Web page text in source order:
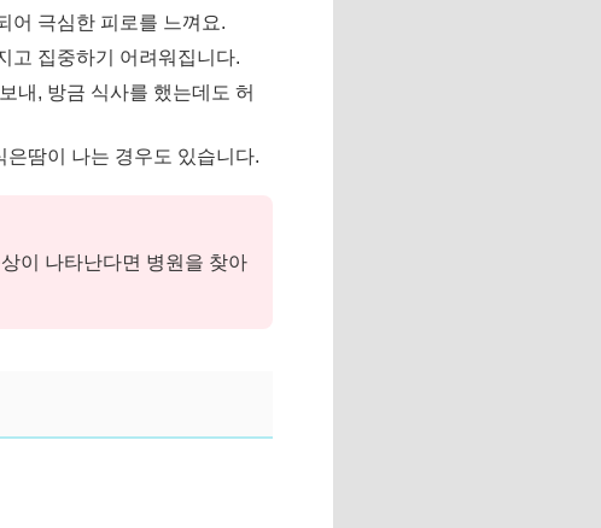
어 극심한 피로를 느껴요.
고 집중하기 어려워집니다.
내, 방금 식사를 했는데도 허
땀이 나는 경우도 있습니다.
이 나타난다면 병원을 찾아